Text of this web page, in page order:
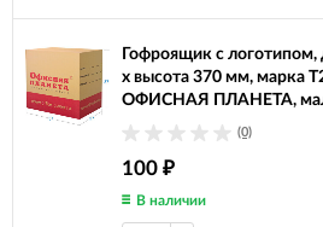
Гофроящик с
х высота 370 мм, марка
ОФИСНАЯ ПЛАНЕТА,
(0)
100 ₽
В наличии